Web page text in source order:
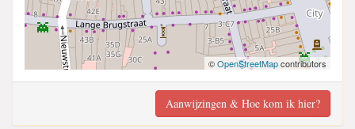
©OpenStreetMapcontributors
Aanwijzingen & Hoe kom ik hier?